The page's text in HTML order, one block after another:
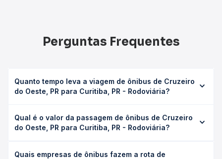
Perguntas Frequentes
Quanto tempo leva a viagem de ônibus de Cruzeiro
do Oeste, PR para Curitiba, PR - Rodoviária?
Curitiba, PR - Rodoviária leva em média 9h 25min,
podendo variar conforme a viação, o tipo de serviço
Qual é o valor da passagem de ônibus de Cruzeiro
do Oeste, PR para Curitiba, PR - Rodoviária?
PR para Curitiba, PR - Rodoviária custa em média R$
Quais empresas de ônibus fazem a rota de